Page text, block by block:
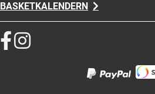
BASKETKALENDERN